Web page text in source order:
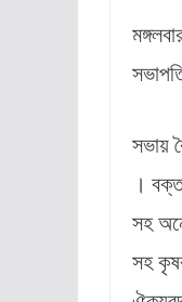
সভায়
।
সহ
সহ